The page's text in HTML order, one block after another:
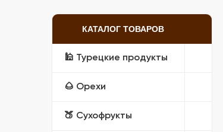
КАТАЛОГ ТОВАРОВ
🕌 Турецкие продукты
🌰 Орехи
🍑 Сухофрукты